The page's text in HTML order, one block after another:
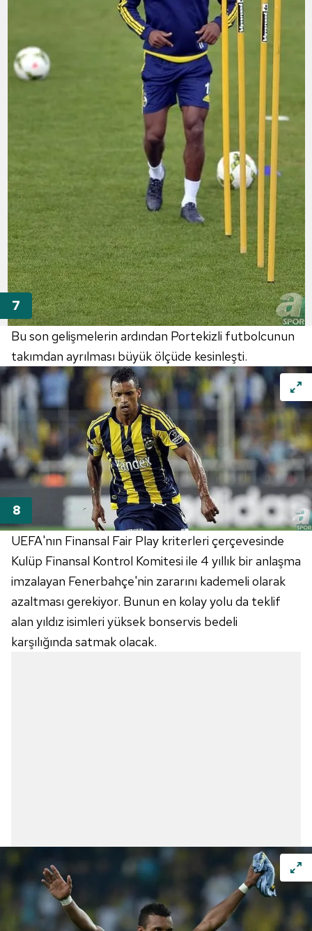
kullanılmaktadır. Bu çerezler vasıtasıyla çeşitli kişisel
verileriniz işlenmekte olup gerekli olan çerezler bilgi
toplumu hizmetlerinin sunulması amacıyla
kullanılmaktadır. Diğer çerezler, sitemizin daha işlevsel
kılınması ve kişiselleştirilmesi ve sizlere yönelik
reklam/pazarlama faaliyetlerinin yapılması, amaçlarıyla
sınırlı olarak açık rızanız dahilinde kullanılacaktır.
Çerezlere ilişkin tercihlerinizi aşağıda yer alan panel
vasıtasıyla belirleyebilirsiniz. Çerezlere ilişkin detaylı bilgi
için Ayarlar butonuna tıklayabilir,
Çerez Bilgilendirme
Metnimizi
ziyaret edebilirsiniz.
6698 sayılı Kişisel Verilerin Korunması Kanunu uyarınca
hazırlanmış Aydınlatma Metnimizi okumak ve sitemizde
ilgili mevzuata uygun olarak kullanılan çerezlerle ilgili bilgi
almak için lütfentıklayınız.
Bu son gelişmelerin ardından Portekizli futbolcunun
takımdan ayrılması büyük ölçüde kesinleşti.
UEFA'nın Finansal Fair Play kriterleri çerçevesinde
Kulüp Finansal Kontrol Komitesi ile 4 yıllık bir anlaşma
imzalayan Fenerbahçe'nin zararını kademeli olarak
azaltması gerekiyor. Bunun en kolay yolu da teklif
alan yıldız isimleri yüksek bonservis bedeli
karşılığında satmak olacak.